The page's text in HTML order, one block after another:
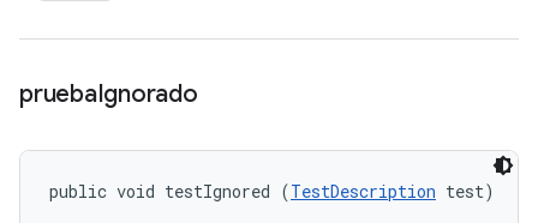
pruebaIgnorado
public void testIgnored (TestDescription test)